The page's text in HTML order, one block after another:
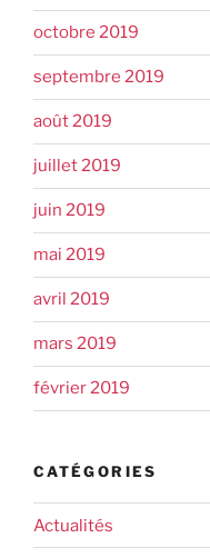
octobre 2019
septembre 2019
août 2019
juillet 2019
juin 2019
mai 2019
avril 2019
mars 2019
février 2019
CATÉGORIES
Actualités